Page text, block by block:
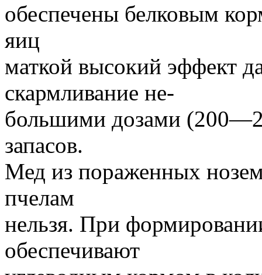
обеспечены белковым
яиц
маткой высокий эффект
скармливание не-
большими дозами
запасов.
Мед из пораженных
пчелам
нельзя. При
обеспечивают